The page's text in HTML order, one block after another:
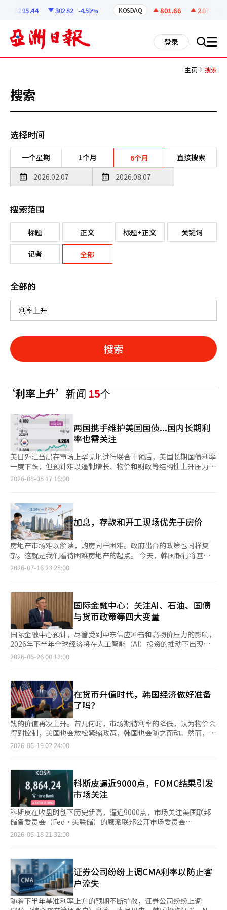
6295.44 302.82 -4.59% KOSDAQ 801.66 2.07
登录 搜 all
主页 搜索
搜索
选择时间
一个星期 1个月 6个月 直接搜索
搜索范围
标题 正文 标题+正文 关键词
记者 全部
全部的
搜索
‘利率上升’新闻15个
两国携手维护美国国债...国内长期利
率也需关注
美日外汇当局在市场上罕见地进行联合干预后，美国长期国债利率
一度下跌，但预计难以遏制增长、物价和财政等结构性上升压力。
全球长期利率上升的趋势也对国内国债利率产生影响，贷款利率可
4.684%。在8月2日也下跌了4.26个基点，连续两个交易日下跌。
这被解读为美日两国在28年后首次共同干预外汇市场的影响。美日
外汇当局于上月30日至本月1日采取了出售美元、购买日元的方式
进行协作。 在两国干预后，美国国债利率略微稳定，但上升趋势
并未被打破。美国国债利率在8月4日再次出现上涨。10年期美国
国债利率自今年以来截至上月底已上升56.8个基点。作为美国住房
抵押贷款基准的30年期国债利率在7月31日攀升至5.28%，创下
2007年7月以来的最高水平。 《华尔街日报》分析指出，日元贬值
外，为了履行日本对美国5500亿美元投资承诺，美国也开始采取
措施支撑日元。 日本是全球最大的美国国债持有国之一。如果日
元贬值过度，日本当局可能会通过出售美国国债来捍卫日元，这将
导致债券价格下跌、利率上升。实际上，在日本为捍卫日元而进行
干预的2024年4、5、7月，日本的美国国债持有额总共减少了590
亿美元。今年4月至5月也减少了484亿美元。 长期国债利率反映了
市场对增长、物价和财政的预期。中东战争导致国际油价飙升，美
国通胀长期化的担忧加剧。美国财政支出的扩大和国债发行的压力
率略微恢复稳定，但再次上涨的原因也在于此。 国内债券市场也
无法摆脱全球长期利率的影响。近期，国债利率以长期债券为主呈
现上升趋势。美国和日本等主要国家的长期利率上升，以及国内物
价预计在一段时间内维持高位，导致长期利率上升压力加大。 在
物价尚未稳定的情况下，长期利率上升可能会加大借款人的成本负
担。长期债券利率的上升可能通过银行债券等市场利率对贷款利率
施加上升压力。考虑到家庭债务负担已经很高，这可能对消费和投
资造成压力。 由于预计美国长期国债利率难以轻易下跌，国内国
但可能仅限于短期内抑制利率的急剧上升，长期利率难以快速正常
化。” 汉华投资证券研究员金成洙表示：“长期债券利率受益于
稳健的增长和扩张性财政政策，加上全球长期利率上升的影响也不
容忽视。长期利率的方向性将由2027年度预算案的内容决
定。”※ 本报道经人工智能（AI）系统翻译与编辑。
2026-08-05 17:16:00
加息，存款和开工现场优先于房价
房地产市场难以解读，购房同样困难。政府出台的政策也同样复
杂。这就是我们看待困难房地产的起点。 今天，韩国银行将基准
利率从年2.50%上调至2.75%，这是三年六个月以来的首次加息。
增长率将大幅超过5月的预测值2.6%。此外，汇率波动、首都圈房
价上涨和家庭债务增加等因素交织在一起。韩国银行在当天的货币
政策方向中指出：“必须继续关注高汇率波动、首都圈房价上涨及
家庭债务增加的情况。” 那么，问题就来了。这次考虑了多重目
标的加息在实际的买卖市场中将如何运作？可以提前说，市场的常
识与实际发生的事情之间存在相当大的差距。 加息并不会立即导
致房价下跌 常识很简单。利率上升，贷款利息增加，借钱买房的
人减少，房价下跌。然而，在过去的加息周期中，房价并没有立即
策利率的上调：2005年至2008年、2010年至2011年、2017年至
2018年，以及2021年至2023年。在前三次加息期间，全国或首尔
的主要房价指标在相当长的一段时间内仍保持上涨趋势。中央银行
通常在经济和资产价格过热时加息。加息初期，现有的上涨动力更
强，利率的冲击往往在加息幅度累积后才会明显显现。如果没有加
息，房价可能会更快上涨。 加息冲击最明显的价格下跌出现在
2021年至2023年初的上一个加息周期。韩国银行在2022年一年内
将基准利率上调了2.25个百分点。随着加息幅度的累积，贷款条件
最大跌幅（根据KB房地产数据）。因此，利率并不是没有影响，
而是方向与速度和累积幅度才是关键。 此次加息幅度为0.25个百分
点。首尔，尤其是包括江南在内的核心地区对此类加息特别不敏
感。这些地区的公寓价格已经超出了住房抵押贷款能够承受的水
平，首尔的借款人借款额度与银行放贷的限制相互交织，形成了多
重监管。 因此，现金或股票出售所得的自有资金比例大幅上升。
根据国民力量党议员金钟阳对国土交通部资料的分析，今年1至4
月，股票和债券出售所得的3.7255万亿韩元用于购房。其中65.5%
债券价格、存款利息和置换需求等间接影响市场。然而，仅凭此次
0.25个百分点的加息，难以逆转现有的上涨预期，因为这种影响途
径较慢且较弱。 不过，市场并非没有反应。利率上升时，交易量
首先减少，依赖贷款的买家和外围、中低价市场受到冲击。即使首
尔核心地区的挂牌价保持不变，交易量和买家构成也可能发生变
2026-07-16 23:28:00
国际金融中心：关注AI、石油、国债
与货币政策等四大变量
国际金融中心预计，尽管受到中东供应冲击和高物价压力的影响，
2026年下半年全球经济将在人工智能（AI）投资的推动下出现温
和复苏。下半年金融市场的关键变量包括AI投资、石油危机、国债
球经济·国际金融市场展望'说明会上指出：“今年下半年将是高
物价和供应冲击下，AI复苏能力受到考验的时期。” 国际金融中心
预计，随着AI投资效应的显现，全球经济将在第二季度触底后，逐
步复苏，预计全球经济增长率将在第二季度放缓至2.4%，而在第
三和第四季度将反弹至2.8%至3.0%。 朴主任指出，下半年全球经
济和金融市场的关键变量包括：△AI投资 △石油危机可能性 △国
债市场不安 △主要国家的货币政策等。 他认为，下半年全球股市
有望在AI相关行业的带动下进一步上涨。然而，盈利延迟、外部资
利增长放缓、美联储的紧缩可能性以及高估值压力也可能限制上涨
幅度。 在石油市场方面，预计由于全球原油库存减少，油价将面
临上涨压力。特别是霍尔木兹海峡航行正常化和海湾地区产油国的
生产恢复情况被视为关键变量。 此外，预期通胀上升、财政支出
扩大、国家债务增加以及外国对美国国债需求减少等因素可能加大
长期利率上升的压力。欧洲中央银行（ECB）和日本银行（BOJ）
的进一步加息可能性，以及美国联邦储备系统（美联储）的进一步
紧缩措施也是主要变量。 “汇率将逐渐下滑，外资资金是变量”
及对美国资产的偏好，美元将继续保持温和强势。发达国家货币的
主要变量是对美国利率差的缩小，而新兴国家货币则是外资资金的
流入流出波动。 此外，考虑到国内基本面，最近在1500元中段波
动的韩元兑美元汇率预计到年末将逐渐下滑。然而，外资股票资金
的流出可能对汇率形成上行压力。 国际金融中心外汇分析部部长
李相元表示：“考虑到我们国家的经常账户盈余规模，汇率不下滑
2026-06-26 00:12:00
在货币升值时代，韩国经济做好准备
了吗？
钱的价值再次上升。曾几何时，市场期待利率的降低，认为物价会
得到控制，美国也会放松紧缩政策，韩国也会随之而动。然而，现
实却并非如此。物价难以下降，汇率也不稳定。中东地缘政治风险
问题在于，韩国经济是否做好了承受这种变化的准备。在过去十多
年中，韩国经济习惯了廉价资金。家庭通过贷款购房，企业在低融
资成本的前提下增加投资。房地产价格建立在流动性之上，政府在
经济放缓时通过财政和金融支持来掩盖冲击。依赖于展期和还款宽
限，而非结构性改革。结果，韩国经济的体质对利率上升变得脆
弱。 警报声已经在各处响起。银行的逾期率再次抬头，中小企业
和个体经营者的资金状况恶化。家庭债务仍然过高，相较于经济规
模而言。住房抵押贷款、租赁贷款和信用贷款交织在一起，家庭财
减少。内需萎缩将导致个体经营者的销售额下降，进而引发逾期和
倒闭。紧缩不仅是数字问题，更是生活问题。 企业部门也不能掉
以轻心。大企业可以凭借现金流和海外融资能力维持生存，但中小
企业则不同。高利率、高汇率和高成本同时来袭，越来越多的边际
企业无法用营业利润来承担利息。依靠低利率和政策融资生存的企
业，现在不得不接受市场的冷酷评估。在货币升值的时代，缺乏商
2026-06-19 02:24:00
科斯皮逼近9000点，FOMC结果引发
市场关注
科斯皮在收盘时创下历史新高，逼近9000点，市场关注美国联邦
储备委员会（Fed·美联储）的鹰派联邦公开市场委员会
（FOMC）结果将如何影响市场。 17日（当地时间），纽约股市三
1.34%。市场普遍认为FOMC结果的鹰派解读抑制了投资者情绪。
美联储委员们在3月的经济展望点阵图中预计今年将降息一次，但
在此次修正的经济展望中则改变了看法，预计今年将加息一次。
未来资产证券研究员徐相英提到FOMC结果时表示：“美元走强、
利率上升、股市下跌的趋势已经形成。然而，仍然暗示2027年后
2026-06-18 21:32:00
证券公司纷纷上调CMA利率以防止客
户流失
随着下半年基准利率上升的预期不断扩散，证券公司纷纷上调